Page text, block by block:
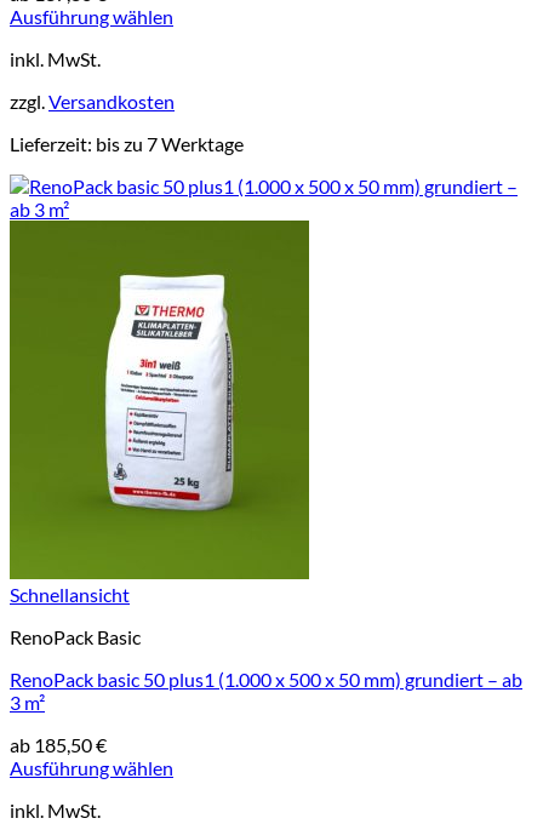
Ausführung wählen
Produkt
mehrere
auf.
Die
Optionen
können
inkl. MwSt.
zzgl.Versandkosten
Lieferzeit: bis zu 7 Werktage
Schnellansicht
RenoPack Basic
RenoPack basic 50 plus1 (1.000 x 500 x 50 mm) grundiert – ab
3 m²
ab 185,50€
Ausführung wählen
Produkt
inkl. MwSt.